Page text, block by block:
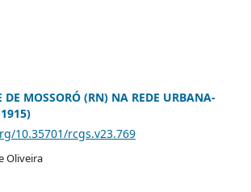
DE MOSSORÓ (RN) NA REDE URBANA-
10.35701/rcgs.v23.769
Oliveira